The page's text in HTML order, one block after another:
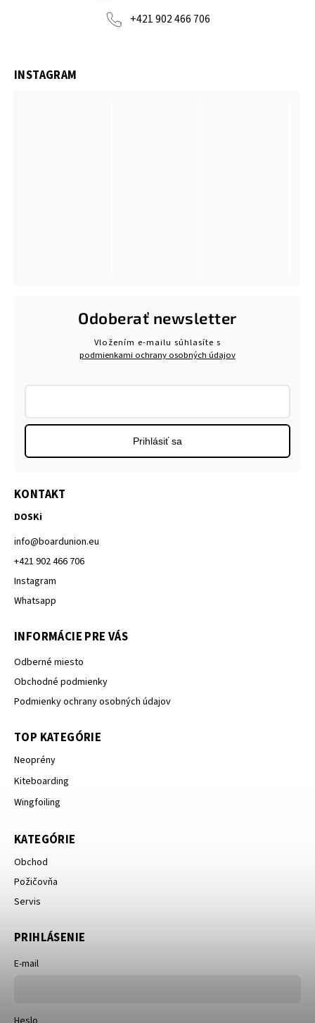
+421 902 466 706
KONTAKT
DOSKi
info@boardunion.eu
+421 902 466 706
Instagram
Whatsapp
INSTAGRAM
INFORMÁCIE PRE VÁS
Odberné miesto
Obchodné podmienky
Podmienky ochrany osobných údajov
TOP KATEGÓRIE
Neoprény
Kiteboarding
Wingfoiling
KATEGÓRIE
Obchod
Požičovňa
Servis
PRIHLÁSENIE
E-mail
Odoberať newsletter
Vložením e-mailu súhlasíte s
podmienkami ochrany osobných údajov
Prihlásiť sa